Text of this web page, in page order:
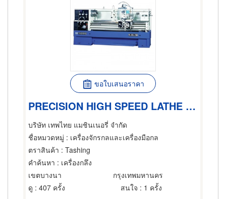
ขอใบเสนอราคา
PRECISION HIGH SPEED LATHE รุ่น : TS-510x1500
บริษัท เทพไทย แมชินเนอรี่ จำกัด
ชื่อหมวดหมู่ : เครื่องจักรกลและเครื่องมือกล
ตราสินค้า : Tashing
คำค้นหา : เครื่องกลึง
เขตบางนา
กรุงเทพมหานคร
ดู : 407 ครั้ง สนใจ : 1 ครั้ง